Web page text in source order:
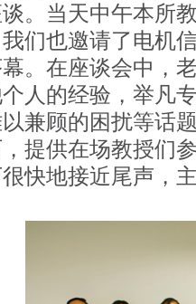
。当天中午本所
们也邀请了电机
。在座谈会中，
人的经验，举凡
兼顾的困扰等话
提供在场教授们
快地接近尾声，